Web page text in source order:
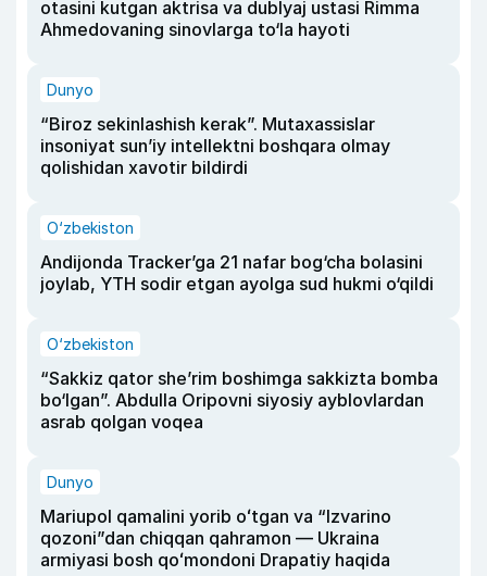
otasini kutgan aktrisa va dublyaj ustasi Rimma
Ahmedovaning sinovlarga to‘la hayoti
Dunyo
“Biroz sekinlashish kerak”. Mutaxassislar
insoniyat sun’iy intellektni boshqara olmay
qolishidan xavotir bildirdi
O‘zbekiston
Andijonda Tracker’ga 21 nafar bog‘cha bolasini
joylab, YTH sodir etgan ayolga sud hukmi o‘qildi
O‘zbekiston
“Sakkiz qator she’rim boshimga sakkizta bomba
bo‘lgan”. Abdulla Oripovni siyosiy ayblovlardan
asrab qolgan voqea
Dunyo
Mariupol qamalini yorib oʻtgan va “Izvarino
qozoni”dan chiqqan qahramon — Ukraina
armiyasi bosh qoʻmondoni Drapatiy haqida